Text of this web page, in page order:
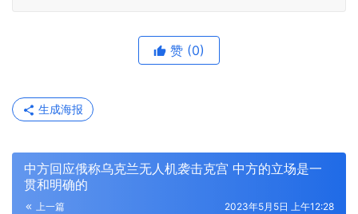
赞 (0)
生成海报
中方回应俄称乌克兰无人机袭击克宫 中方的立场是一
贯和明确的
上一篇 2023年5月5日 上午12:28